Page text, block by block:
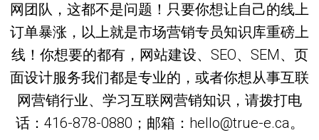
网团队，这都不是问题！只要你想让自己的线上
订单暴涨，以上就是市场营销专员知识库重磅上
线！你想要的都有，网站建设、SEO、SEM、页
面设计服务我们都是专业的，或者你想从事互联
网营销行业、学习互联网营销知识，请拨打电
话：416-878-0880；邮箱：hello@true-e.ca。